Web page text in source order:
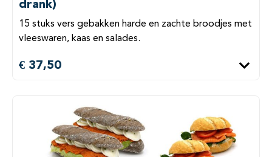
drank)
15 stuks vers gebakken harde en zachte broodjes met
vleeswaren, kaas en salades.
€ 37,50